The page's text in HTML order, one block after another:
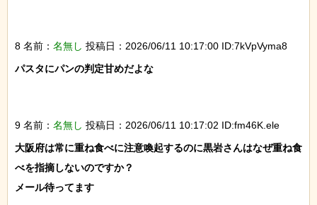
8 名前： 名無し 投稿日：2026/06/11 10:17:00 ID:7kVpVyma8
パスタにパンの判定甘めだよな
9 名前： 名無し 投稿日：2026/06/11 10:17:02 ID:fm46K.ele
大阪府は常に重ね食べに注意喚起するのに黒岩さんはなぜ重ね食
べを指摘しないのですか？
メール待ってます